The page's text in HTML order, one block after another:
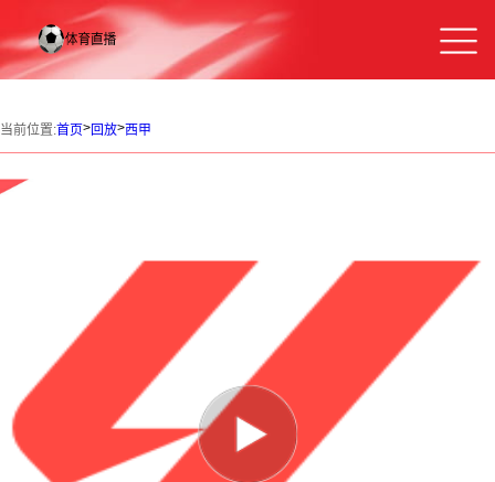
当前位置:首页>回放>西甲